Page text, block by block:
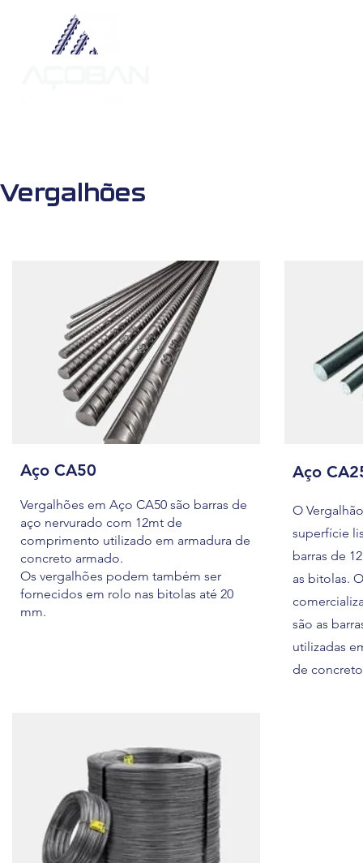
Vergalhões
Aço CA50
Vergalhões em Aço CA50 são barras de
aço nervurado com 12mt de
comprimento utilizado em armadura de
concreto armado.
Os vergalhões podem também ser
fornecidos em rolo nas bitolas até 20
mm.
Aço
O
superfície
barras de
as bitolas.
são as
utilizadas
de